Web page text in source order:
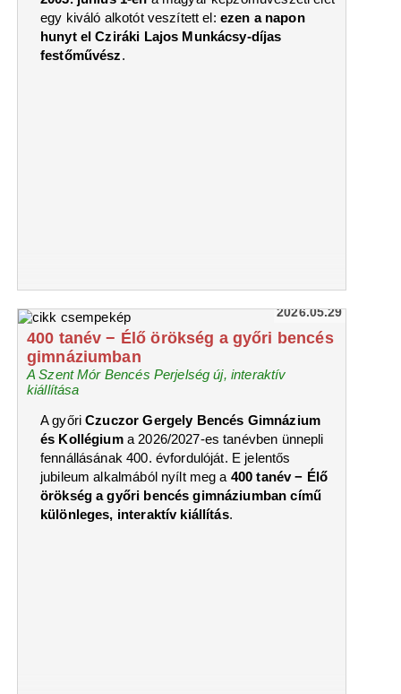
egy kiváló alkotót veszített el: ezen a napon
hunyt el Cziráki Lajos Munkácsy-díjas
festőművész.
2026.05.29
400 tanév − Élő örökség a győri bencés
gimnáziumban
A Szent Mór Bencés Perjelség új, interaktív
kiállítása
A győriCzuczor Gergely Bencés Gimnázium
és Kollégiuma 2026/2027-es tanévben ünnepli
fennállásának 400. évfordulóját. E jelentős
jubileum alkalmából nyílt meg a 400 tanév − Élő
örökség a győri bencés gimnáziumban című
különleges, interaktív kiállítás.